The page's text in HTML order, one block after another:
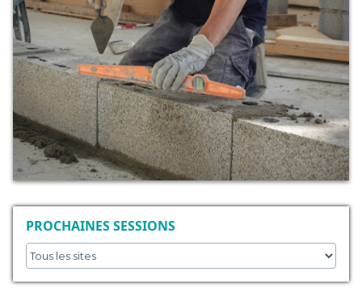
PROCHAINES SESSIONS